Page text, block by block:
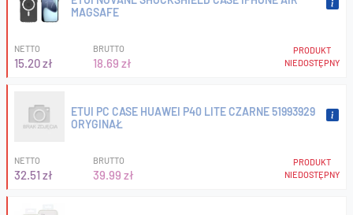
MAGSAFE
NETTO
15.20 zł
BRUTTO
18.69 zł
PRODUKT
NIEDOSTĘPNY
ETUI PC CASE HUAWEI P40 LITE CZARNE 51993929
ORYGINAŁ
NETTO
32.51 zł
BRUTTO
39.99 zł
PRODUKT
NIEDOSTĘPNY